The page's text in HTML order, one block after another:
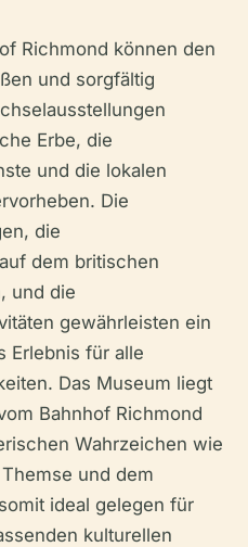
Richmond können den
und sorgfältig
Erbe, die
und die lokalen
Die
die
dem britischen
und die
gewährleisten ein
Erlebnis für alle
Das Museum liegt
Bahnhof Richmond
Wahrzeichen wie
und dem
ideal gelegen für
kulturellen